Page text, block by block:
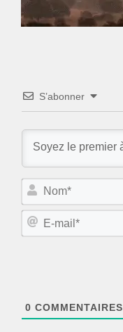
S’abonner
0 COMMENTAIRES